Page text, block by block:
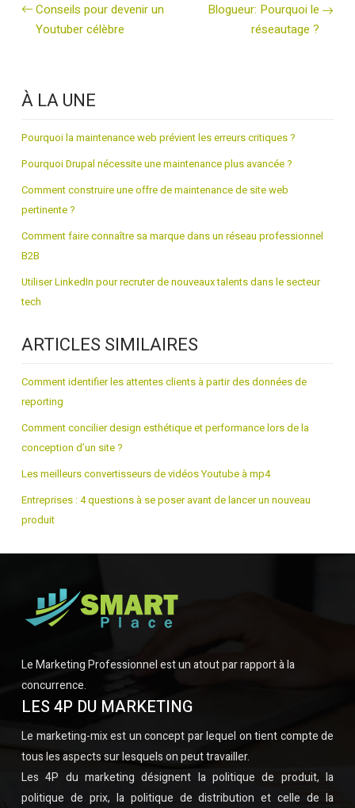
Conseils pour devenir un
Youtuber célèbre
Blogueur: Pourquoi le
réseautage ?
À LA UNE
Pourquoi la maintenance web prévient les erreurs critiques ?
Pourquoi Drupal nécessite une maintenance plus avancée ?
Comment construire une offre de maintenance de site web
pertinente ?
Comment faire connaître sa marque dans un réseau professionnel
B2B
Utiliser LinkedIn pour recruter de nouveaux talents dans le secteur
tech
ARTICLES SIMILAIRES
Comment identifier les attentes clients à partir des données de
reporting
Comment concilier design esthétique et performance lors de la
conception d’un site ?
Les meilleurs convertisseurs de vidéos Youtube à mp4
Entreprises : 4 questions à se poser avant de lancer un nouveau
produit
Le Marketing Professionnel est un atout par rapport à la
concurrence.
LES 4P DU MARKETING
Le marketing-mix est un concept par lequel on tient compte de
tous les aspects sur lesquels on peut travailler.
Les 4P du marketing désignent la politique de produit, la
politique de prix, la politique de distribution et celle de la